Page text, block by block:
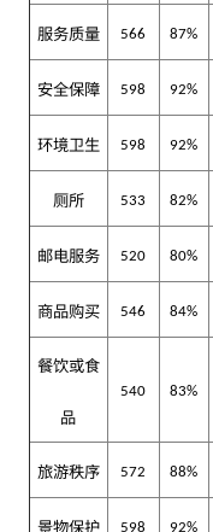
服务质量 566 87%
安全保障 598 92%
环境卫生 598 92%
厕所 533 82%
邮电服务 520 80%
商品购买 546 84%
餐饮或食
品
540 83%
旅游秩序 572 88%
景物保护 598 92%